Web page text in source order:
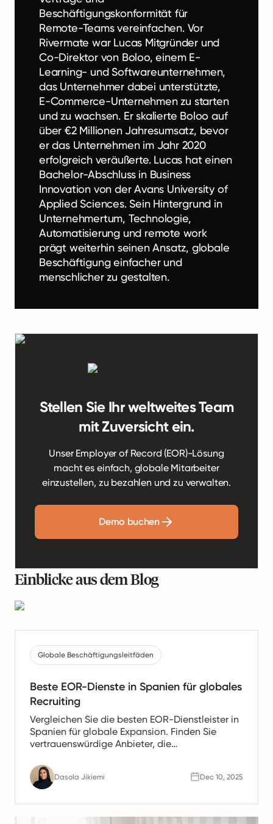
Beschäftigungskonformität für
Remote-Teams vereinfachen. Vor
Rivermate war Lucas Mitgründer und
Co-Direktor von Boloo, einem E-
Learning- und Softwareunternehmen,
das Unternehmer dabei unterstützte,
E-Commerce-Unternehmen zu starten
und zu wachsen. Er skalierte Boloo auf
über €2 Millionen Jahresumsatz, bevor
er das Unternehmen im Jahr 2020
erfolgreich veräußerte. Lucas hat einen
Bachelor-Abschluss in Business
Innovation von der Avans University of
Applied Sciences. Sein Hintergrund in
Unternehmertum, Technologie,
Automatisierung und remote work
prägt weiterhin seinen Ansatz, globale
Beschäftigung einfacher und
menschlicher zu gestalten.
Stellen Sie Ihr weltweites Team
mit Zuversicht ein.
Unser Employer of Record (EOR)-Lösung
macht es einfach, globale Mitarbeiter
einzustellen, zu bezahlen und zu verwalten.
Demo buchen
Einblicke aus dem Blog
Globale Beschäftigungsleitfäden
Beste EOR-Dienste in Spanien für globales
Recruiting
Vergleichen Sie die besten EOR-Dienstleister in
Spanien für globale Expansion. Finden Sie
vertrauenswürdige Anbieter, die
Unterstützung für spanische Teams anbieten.
Dasola Jikiemi Dec 10, 2025